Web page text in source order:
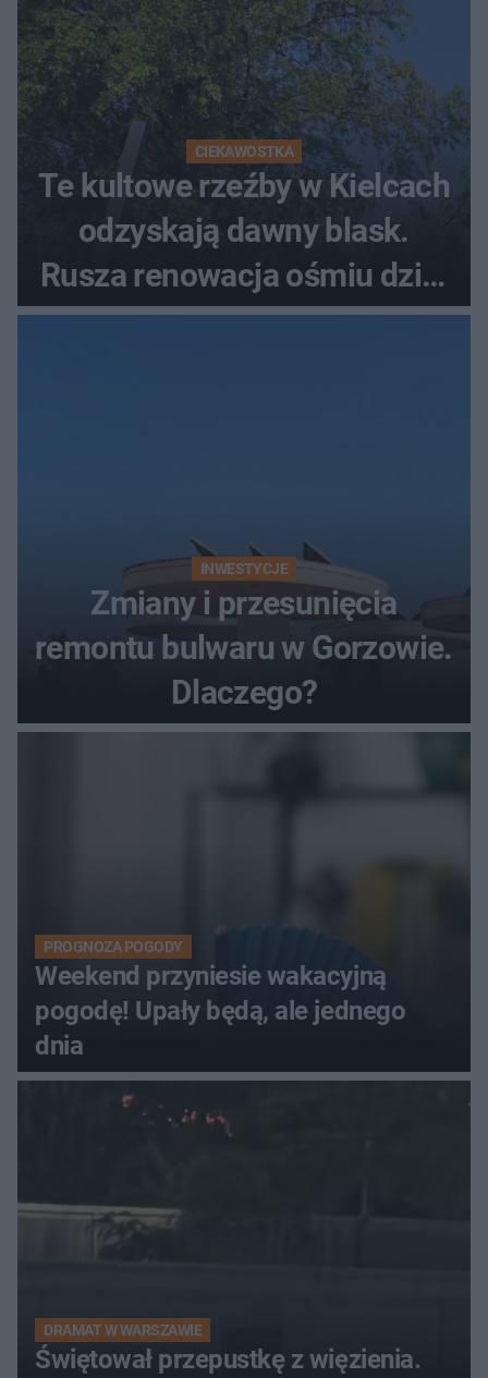
CIEKAWOSTKA
Te kultowe rzeźby w Kielcach
odzyskają dawny blask.
Rusza renowacja ośmiu dzieł
z lat 70.
INWESTYCJE
Zmiany i przesunięcia
remontu bulwaru w Gorzowie.
Dlaczego?
PROGNOZA POGODY
Weekend przyniesie wakacyjną
pogodę! Upały będą, ale jednego
dnia
DRAMAT W WARSZAWIE
Świętował przepustkę z więzienia.